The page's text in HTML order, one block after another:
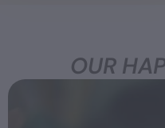
OUR